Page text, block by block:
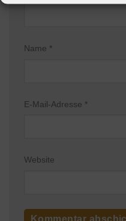
Name *
E-Mail-Adresse *
Website